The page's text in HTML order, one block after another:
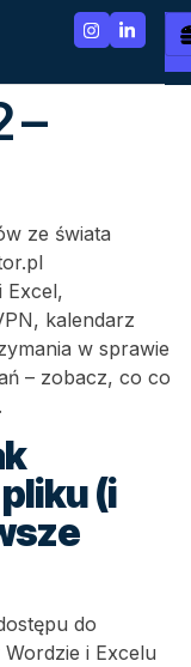
–
Excel,
kalendarz
w sprawie
– zobacz, co co
(i
do
i Excelu